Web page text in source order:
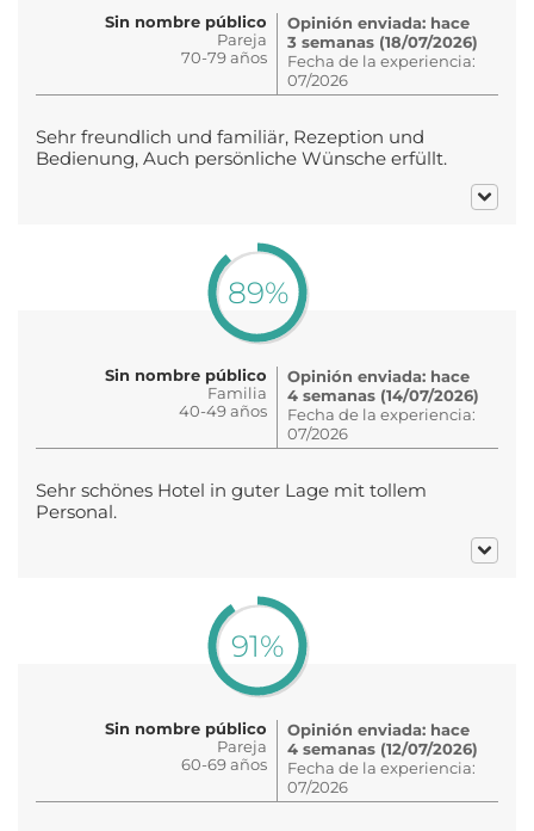
Sin nombre público
Pareja
70-79 años
Opinión enviada: hace
3 semanas (18/07/2026)
Fecha de la experiencia:
07/2026
Sehr freundlich und familiär, Rezeption und
Bedienung, Auch persönliche Wünsche erfüllt.
89%
Sin nombre público
Familia
40-49 años
Opinión enviada: hace
4 semanas (14/07/2026)
Fecha de la experiencia:
07/2026
Sehr schönes Hotel in guter Lage mit tollem
Personal.
91%
Sin nombre público
Pareja
60-69 años
Opinión enviada: hace
4 semanas (12/07/2026)
Fecha de la experiencia:
07/2026